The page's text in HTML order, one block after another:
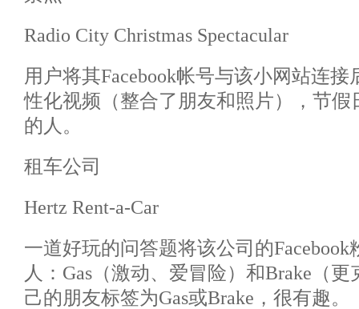
Radio City Christmas Spectacular
用户将其Facebook帐号与该小网站连
性化视频（整合了朋友和照片），节
的人。
租车公司
Hertz Rent-a-Car
一道好玩的问答题将该公司的
人：Gas（激动、爱冒险）和Brake（
己的朋友标签为Gas或Brake，很有趣。